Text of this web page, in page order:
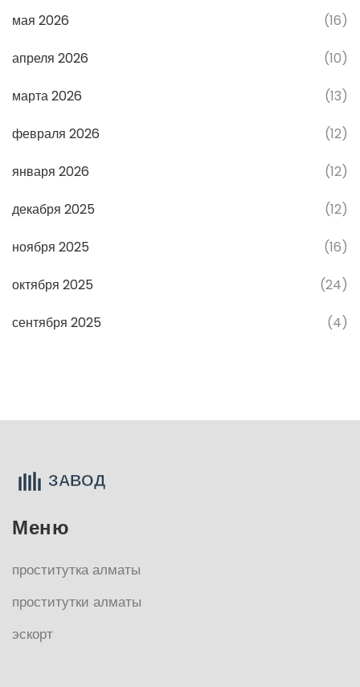
мая 2026 (16)
апреля 2026 (10)
марта 2026 (13)
февраля 2026 (12)
января 2026 (12)
декабря 2025 (12)
ноября 2025 (16)
октября 2025 (24)
сентября 2025 (4)
Меню
проститутка алматы
проститутки алматы
эскорт